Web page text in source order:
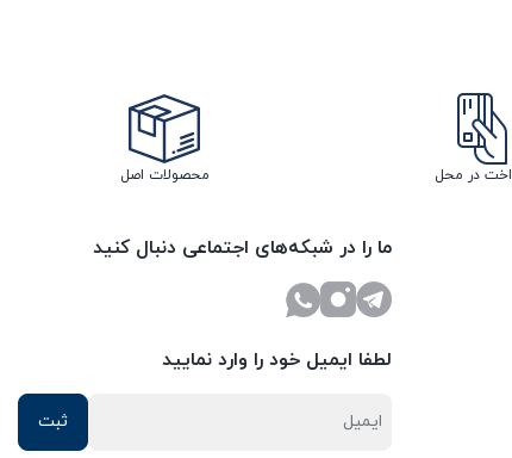
در محل محصولات اصل
ما را در شبکه‌های اجتماعی دنبال کنید
لطفا ایمیل خود را وارد نمایید